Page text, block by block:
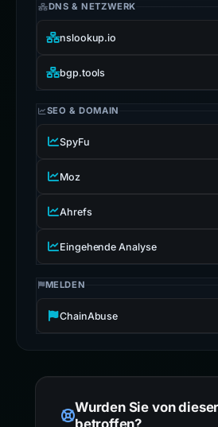
DNS & NETZWERK
nslookup.io
bgp.tools
SEO & DOMAIN
SpyFu
Moz
Ahrefs
Eingehende Analyse
MELDEN
ChainAbuse
Wurden Sie von
betroffen?